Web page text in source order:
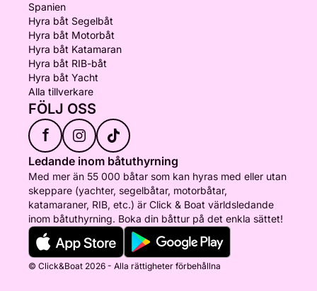
Spanien
Hyra båt Segelbåt
Hyra båt Motorbåt
Hyra båt Katamaran
Hyra båt RIB-båt
Hyra båt Yacht
Alla tillverkare
FÖLJ OSS
f
Ledande inom båtuthyrning
Med mer än 55 000 båtar som kan hyras med eller utan
skeppare (yachter, segelbåtar, motorbåtar,
katamaraner, RIB, etc.) är Click & Boat världsledande
inom båtuthyrning. Boka din båttur på det enkla sättet!
© Click&Boat 2026 - Alla rättigheter förbehållna